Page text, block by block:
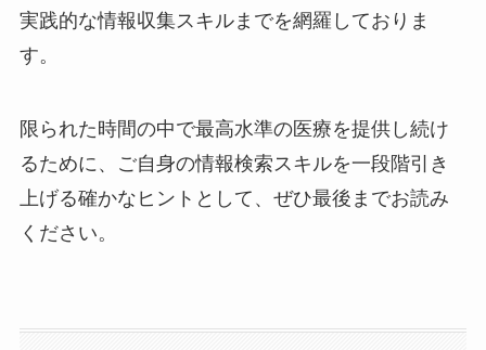
実践的な情報収集スキルまでを網羅しておりま
す。
限られた時間の中で最高水準の医療を提供し続け
るために、ご自身の情報検索スキルを一段階引き
上げる確かなヒントとして、ぜひ最後までお読み
ください。